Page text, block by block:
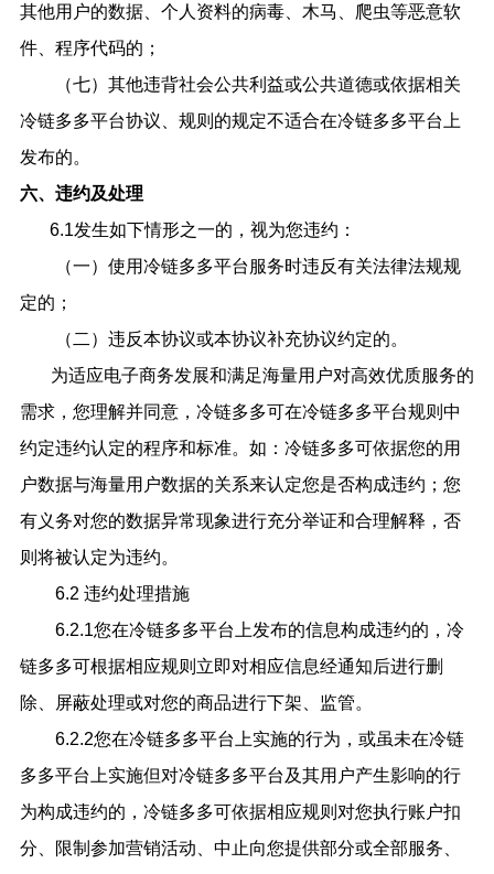
其他用户的数据、个人资料的病毒、木马、爬虫等恶意软
件、程序代码的；
（七）其他违背社会公共利益或公共道德或依据相关
冷链多多平台协议、规则的规定不适合在冷链多多平台上
发布的。
六、违约及处理
6.1发生如下情形之一的，视为您违约：
（一）使用冷链多多平台服务时违反有关法律法规规
定的；
（二）违反本协议或本协议补充协议约定的。
为适应电子商务发展和满足海量用户对高效优质服务的
需求，您理解并同意，冷链多多可在冷链多多平台规则中
约定违约认定的程序和标准。如：冷链多多可依据您的用
户数据与海量用户数据的关系来认定您是否构成违约；您
有义务对您的数据异常现象进行充分举证和合理解释，否
则将被认定为违约。
6.2 违约处理措施
6.2.1您在冷链多多平台上发布的信息构成违约的，冷
链多多可根据相应规则立即对相应信息经通知后进行删
除、屏蔽处理或对您的商品进行下架、监管。
6.2.2您在冷链多多平台上实施的行为，或虽未在冷链
多多平台上实施但对冷链多多平台及其用户产生影响的行
为构成违约的，冷链多多可依据相应规则对您执行账户扣
分、限制参加营销活动、中止向您提供部分或全部服务、